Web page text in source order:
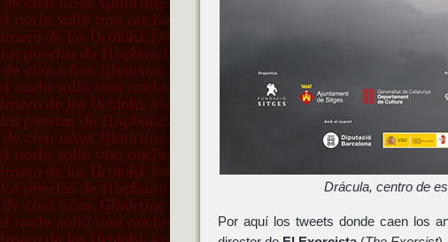
Drácula, centro de
Por aquí los tweets donde caen los